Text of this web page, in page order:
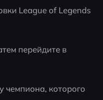
League of Legends
перейдите в
чемпиона, которого